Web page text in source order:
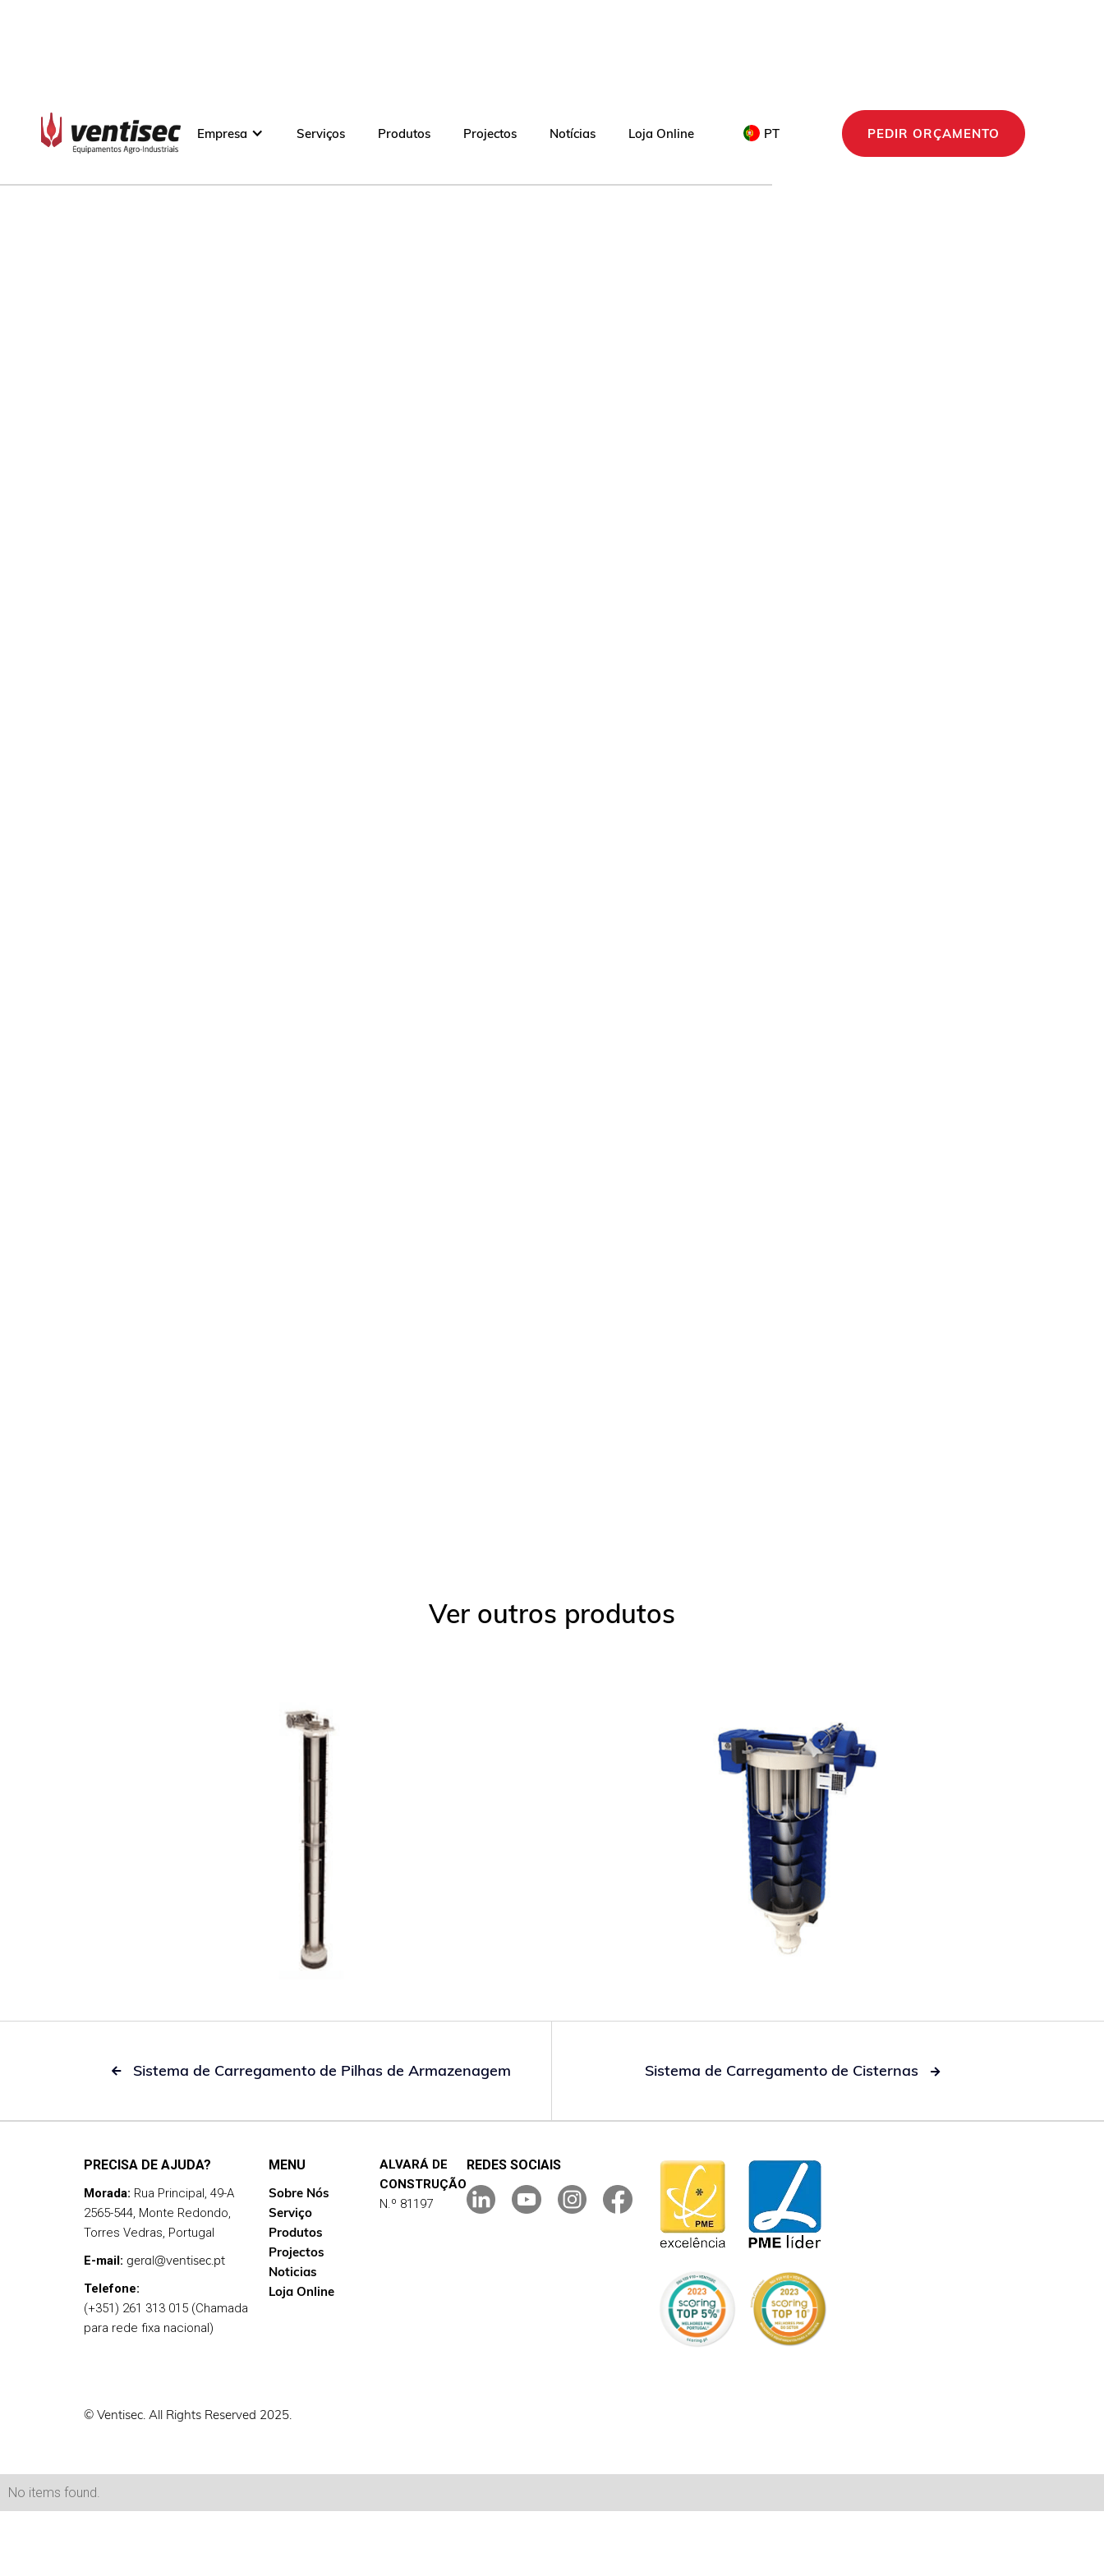
Empresa Serviços Produtos Projectos Notícias Loja Online PT PEDIR ORÇAMENTO
Ver outros produtos
 Sistema de Carregamento de Pilhas de Armazenagem Sistema de Carregamento de Cisternas 
PRECISA DE AJUDA?
Morada: Rua Principal, 49-A
2565-544, Monte Redondo,
Torres Vedras, Portugal
E-mail: geral@ventisec.pt
Telefone:
(+351) 261 313 015 (Chamada
para rede fixa nacional)
MENU
Sobre Nós
Serviço
Produtos
Projectos
Noticias
Loja Online
ALVARÁ DE
CONSTRUÇÃO
N.º 81197
REDES SOCIAIS
© Ventisec. All Rights Reserved 2025.
No items found.